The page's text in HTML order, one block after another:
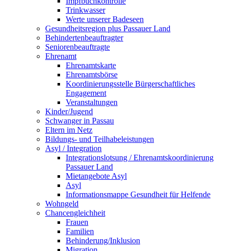
Trinkwasser
Werte unserer Badeseen
Gesundheitsregion plus Passauer Land
Behindertenbeauftragter
Seniorenbeauftragte
Ehrenamt
Ehrenamtskarte
Ehrenamtsbörse
Koordinierungsstelle Bürgerschaftliches
Engagement
Veranstaltungen
Kinder/Jugend
Schwanger in Passau
Eltern im Netz
Bildungs- und Teilhabeleistungen
Asyl / Integration
Integrationslotsung / Ehrenamtskoordinierung
Passauer Land
Mietangebote Asyl
Asyl
Informationsmappe Gesundheit für Helfende
Wohngeld
Chancengleichheit
Frauen
Familien
Behinderung/Inklusion